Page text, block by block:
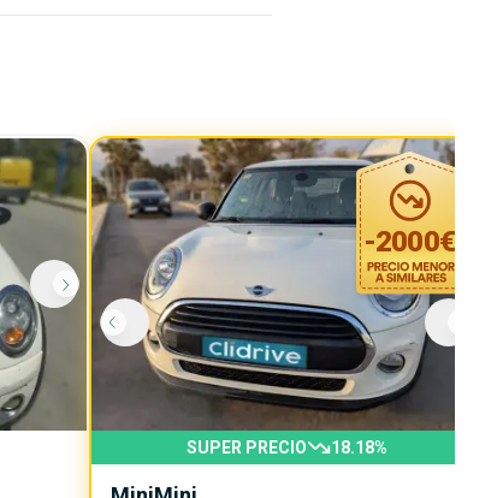
-2000€
SUPER PRECIO 18.18%